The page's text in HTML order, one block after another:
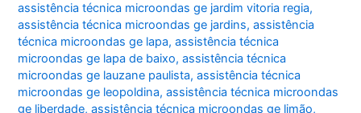
assistência técnica microondas ge jardim vitoria regia,
assistência técnica microondas ge jardins,assistência
técnica microondas ge lapa,assistência técnica
microondas ge lapa de baixo,assistência técnica
microondas ge lauzane paulista,assistência técnica
microondas ge leopoldina,assistência técnica microondas
ge liberdade,assistência técnica microondas ge limão,